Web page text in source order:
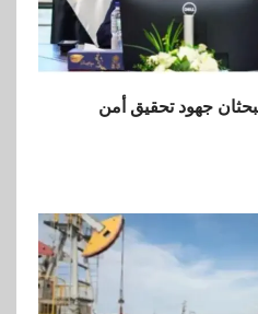
جهود تحقيق أمن